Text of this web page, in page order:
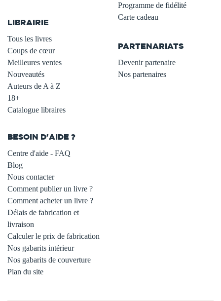
LIBRAIRIE
Tous les livres
Coups de cœur
Meilleures ventes
Nouveautés
Auteurs de A à Z
18+
Catalogue libraires
Programme de fidélité
Carte cadeau
PARTENARIATS
Devenir partenaire
Nos partenaires
BESOIN D'AIDE ?
Centre d'aide - FAQ
Blog
Nous contacter
Comment publier un livre ?
Comment acheter un livre ?
Délais de fabrication et
livraison
Calculer le prix de fabrication
Nos gabarits intérieur
Nos gabarits de couverture
Plan du site